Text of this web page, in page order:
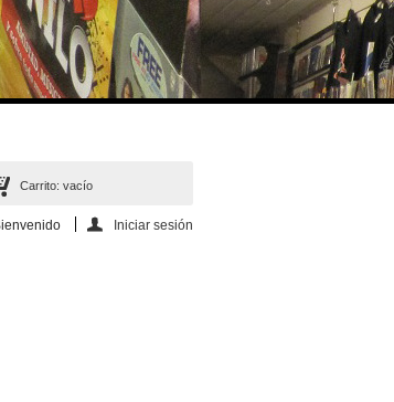
Carrito: vacío
Iniciar sesión